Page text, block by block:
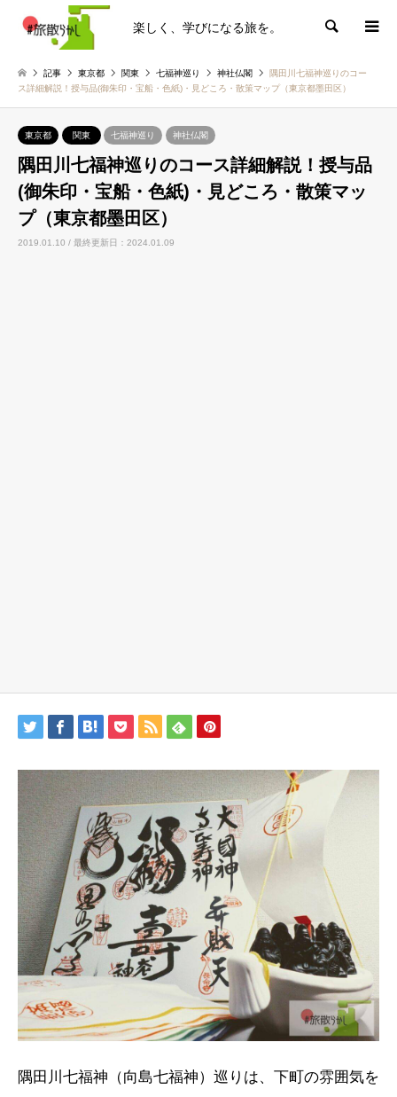
楽しく、学びになる旅を。 検索
記事 東京都 関東 七福神巡り 神社仏閣
隅田川七福神巡りのコー
ス詳細解説！授与品(御朱印・宝船・色紙)・見どころ・散策マップ（東京都墨田区）
東京都 関東 七福神巡り 神社仏閣
隅田川七福神巡りのコース詳細解説！授与品
(御朱印・宝船・色紙)・見どころ・散策マッ
プ（東京都墨田区）
2019.01.10 / 最終更新日：2024.01.09
隅田川七福神（向島七福神）巡りは、下町の雰囲気を